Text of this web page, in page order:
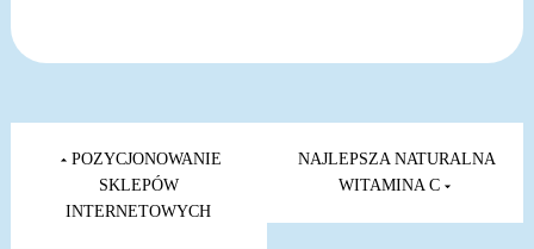
Nawigacja
wpisu
POZYCJONOWANIE
SKLEPÓW
INTERNETOWYCH
NAJLEPSZA NATURALNA
WITAMINA C